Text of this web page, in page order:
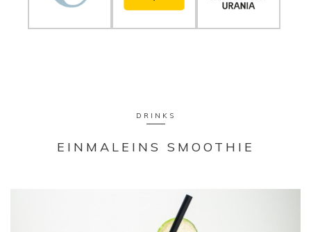
DRINKS
EINMALEINS SMOOTHIE